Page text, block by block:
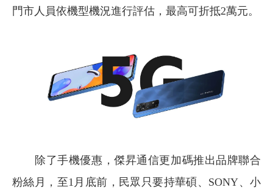
門市人員依機型機況進行評估，最高可折抵2萬元。
除了手機優惠，傑昇通信更加碼推出品牌聯合
粉絲月，至1月底前，民眾只要持華碩、SONY、小